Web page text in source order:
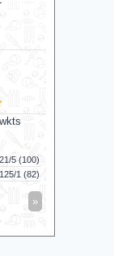
5 (100)
125/1 (82)
»